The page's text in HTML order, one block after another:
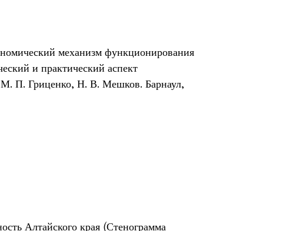
механизм функционирования
и практический аспект
П. Гриценко, Н. В. Мешков. Барнаул,
Алтайского края (Стенограмма